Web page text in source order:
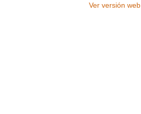
Ver versión web